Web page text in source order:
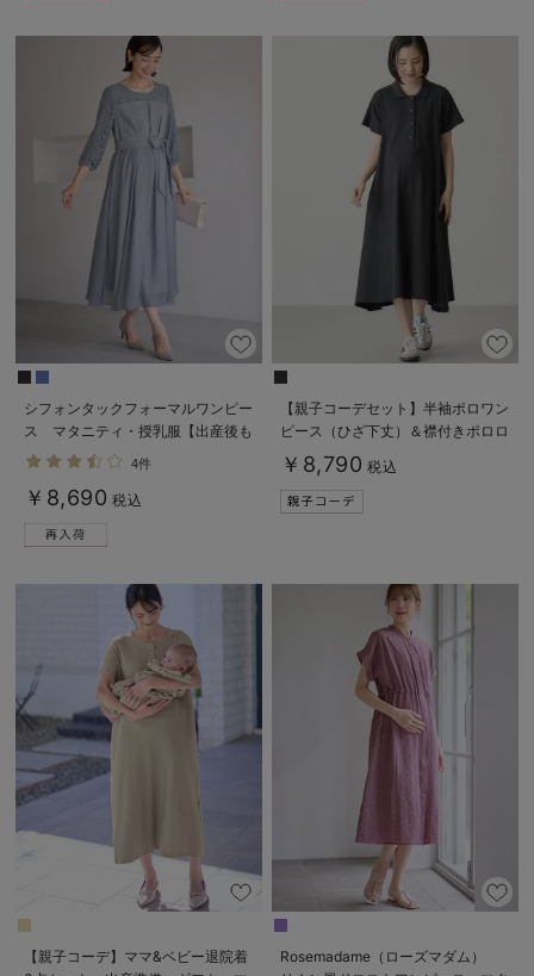
シフォンタックフォーマルワンピー
ス マタニティ・授乳服【出産後も
長く使える】
4件
￥8,690 税込
【親子コーデセット】半袖ポロワン
ピース（ひざ下丈）＆襟付きポロロ
ンパース 出産準備 ギフト マタ
ニティ・授乳服
￥8,790 税込
【親子コーデ】ママ&ベビー退院着
Rosemadame（ローズマダム）